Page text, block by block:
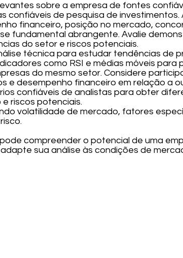
sobre a empresa de fontes
confiáveis de pesquisa de
financeiro, posição no mercado,
fundamental abrangente. Avalie
do setor e riscos potenciais.
técnica para estudar tendências de
como RSI e médias móveis
do mesmo setor. Considere
e desempenho financeiro em relação a
confiáveis de analistas para obter
riscos potenciais.
volatilidade de mercado, fatores
compreender o potencial de uma
sua análise às condições de